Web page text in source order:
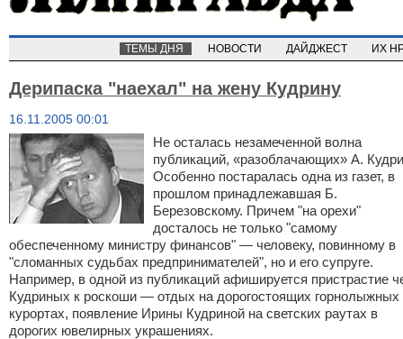
ТЕМЫ ДНЯ НОВОСТИ ДАЙДЖЕСТ ИХ
Дерипаска "наехал" на жену Кудрину
16.11.2005 00:01
Не осталась незамеченной волна
публикаций, «разоблачающих» А.
Особенно постаралась одна из газет, в
прошлом принадлежавшая Б.
Березовскому. Причем "на орехи"
досталось не только "самому
обеспеченному министру финансов" — человеку, повинному в
"сломанных судьбах предпринимателей", но и его супруге.
Например, в одной из публикаций афишируется пристрастие
Кудриных к роскоши — отдых на дорогостоящих горнолыжных
курортах, появление Ирины Кудриной на светских раутах в
дорогих ювелирных украшениях.